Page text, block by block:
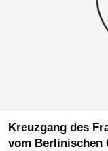
Kreuzgang des
vom Berlinischen